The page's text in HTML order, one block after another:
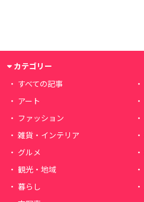
カテゴリー
すべての記事
アート
ファッション
雑貨・インテリア
グルメ
観光・地域
暮らし